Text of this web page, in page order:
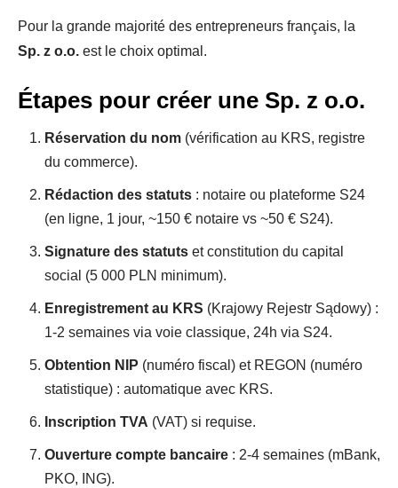
Pour la grande majorité des entrepreneurs français, la
Sp. z o.o. est le choix optimal.
Étapes pour créer une Sp. z o.o.
Réservation du nom (vérification au KRS, registre
du commerce).
Rédaction des statuts : notaire ou plateforme S24
(en ligne, 1 jour, ~150 € notaire vs ~50 € S24).
Signature des statuts et constitution du capital
social (5 000 PLN minimum).
Enregistrement au KRS (Krajowy Rejestr Sądowy) :
1-2 semaines via voie classique, 24h via S24.
Obtention NIP (numéro fiscal) et REGON (numéro
statistique) : automatique avec KRS.
Inscription TVA (VAT) si requise.
Ouverture compte bancaire : 2-4 semaines (mBank,
PKO, ING).